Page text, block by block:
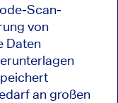
Scan-
von
Daten
an großen